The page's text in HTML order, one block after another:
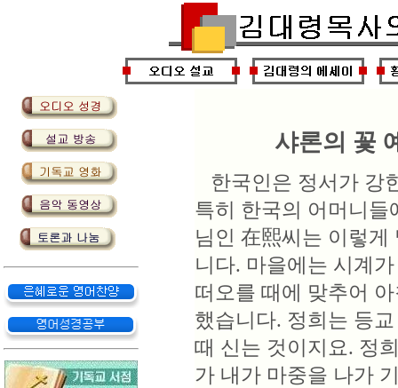
샤론의 꽃
한국인은 정서가 강
특히 한국의 어머니들
님인 在熙씨는 이렇
니다. 마을에는 시계
떠오를 때에 맞추어
했습니다. 정희는 등
때 신는 것이지요. 정
가 내가 마중을 나가